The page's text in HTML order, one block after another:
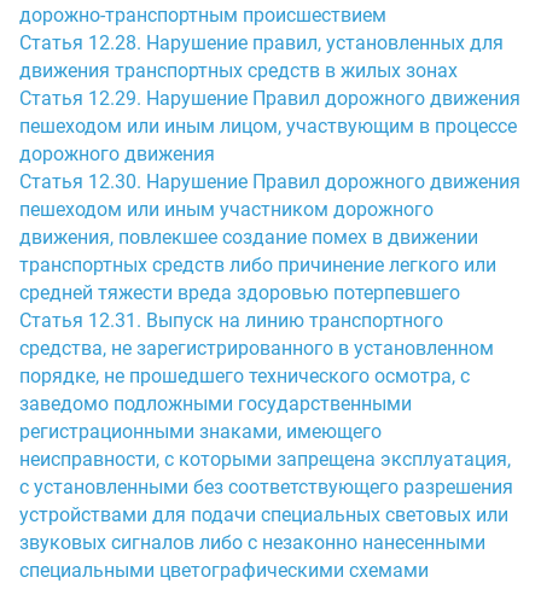
дорожно-транспортным происшествием
Статья 12.28. Нарушение правил, установленных для
движения транспортных средств в жилых зонах
Статья 12.29. Нарушение Правил дорожного движения
пешеходом или иным лицом, участвующим в процессе
дорожного движения
Статья 12.30. Нарушение Правил дорожного движения
пешеходом или иным участником дорожного
движения, повлекшее создание помех в движении
транспортных средств либо причинение легкого или
средней тяжести вреда здоровью потерпевшего
Статья 12.31. Выпуск на линию транспортного
средства, не зарегистрированного в установленном
порядке, не прошедшего технического осмотра, с
заведомо подложными государственными
регистрационными знаками, имеющего
неисправности, с которыми запрещена эксплуатация,
с установленными без соответствующего разрешения
устройствами для подачи специальных световых или
звуковых сигналов либо с незаконно нанесенными
специальными цветографическими схемами